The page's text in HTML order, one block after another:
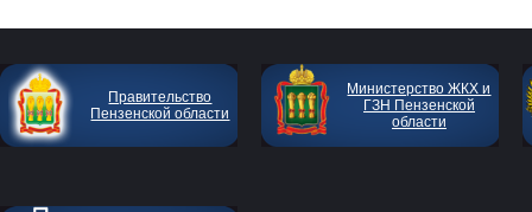
Правительство
Пензенской области
Министерство ЖКХ и
ГЗН Пензенской
области